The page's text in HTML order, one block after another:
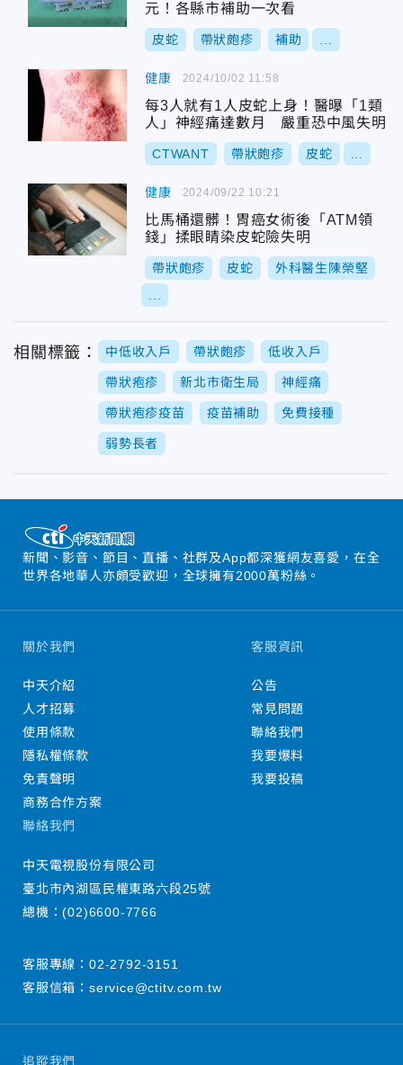
元！各縣市補助一次看
皮蛇 帶狀皰疹 補助
健康
每3人就有1人皮蛇上身！醫曝「1類
人」神經痛達數月 嚴重恐中風失明
CTWANT 帶狀皰疹 皮蛇
2024/10/02 11:58
健康
比馬桶還髒！胃癌女術後「ATM領
錢」揉眼睛染皮蛇險失明
帶狀皰疹 皮蛇 外科醫生陳榮堅
2024/09/22 10:21
相關標籤： 中低收入戶 帶狀皰疹 低收入戶
帶狀疱疹 新北市衛生局 神經痛
帶狀疱疹疫苗 疫苗補助 免費接種
弱勢長者
新聞、影音、節目、直播、社群及App都深獲網友喜愛，在全
世界各地華人亦頗受歡迎，全球擁有2000萬粉絲。
追蹤我們
關於我們
中天介紹
人才招募
使用條款
隱私權條款
免責聲明
商務合作方案
客服資訊
公告
常見問題
聯絡我們
我要爆料
我要投稿
聯絡我們
中天電視股份有限公司
臺北市內湖區民權東路六段25號
總機：(02)6600-7766
客服專線： 02-2792-3151
客服信箱： service@ctitv.com.tw